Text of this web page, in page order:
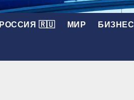
РОССИЯ 🇷🇺 МИР БИЗНЕС